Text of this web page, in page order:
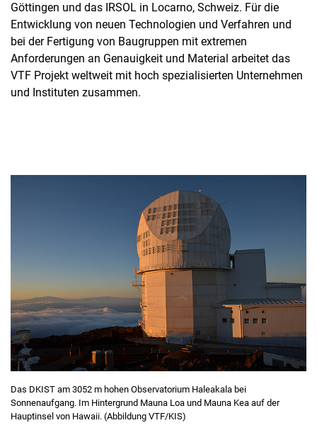
Göttingen und das IRSOL in Locarno, Schweiz. Für die
Entwicklung von neuen Technologien und Verfahren und
bei der Fertigung von Baugruppen mit extremen
Anforderungen an Genauigkeit und Material arbeitet das
VTF Projekt weltweit mit hoch spezialisierten Unternehmen
und Instituten zusammen.
Das DKIST am 3052 m hohen Observatorium Haleakala bei
Sonnenaufgang. Im Hintergrund Mauna Loa und Mauna Kea auf der
Hauptinsel von Hawaii. (Abbildung VTF/KIS)